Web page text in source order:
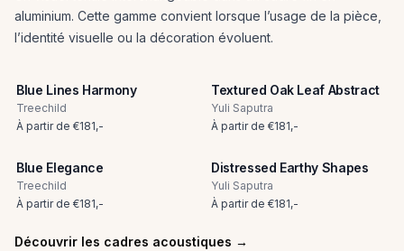
aluminium. Cette gamme convient lorsque l’usage de la pièce,
l’identité visuelle ou la décoration évoluent.
Blue Lines Harmony
Treechild
À partir de €181,-
Textured Oak Leaf Abstract
Yuli Saputra
À partir de €181,-
Blue Elegance
Treechild
À partir de €181,-
Distressed Earthy Shapes
Yuli Saputra
À partir de €181,-
Découvrir les cadres acoustiques →